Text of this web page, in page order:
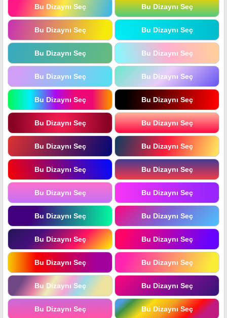
Bu Dizaynı Seç Bu Dizaynı Seç
Bu Dizaynı Seç Bu Dizaynı Seç
Bu Dizaynı Seç Bu Dizaynı Seç
Bu Dizaynı Seç Bu Dizaynı Seç
Bu Dizaynı Seç Bu Dizaynı Seç
Bu Dizaynı Seç Bu Dizaynı Seç
Bu Dizaynı Seç Bu Dizaynı Seç
Bu Dizaynı Seç Bu Dizaynı Seç
Bu Dizaynı Seç Bu Dizaynı Seç
Bu Dizaynı Seç Bu Dizaynı Seç
Bu Dizaynı Seç Bu Dizaynı Seç
Bu Dizaynı Seç Bu Dizaynı Seç
Bu Dizaynı Seç Bu Dizaynı Seç
Bu Dizaynı Seç Bu Dizaynı Seç